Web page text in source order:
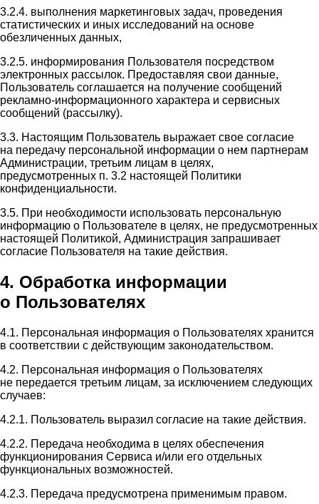
3.2.4. выполнения маркетинговых задач, проведения
статистических и иных исследований на основе
обезличенных данных,
3.2.5. информирования Пользователя посредством
электронных рассылок. Предоставляя свои данные,
Пользователь соглашается на получение сообщений
рекламно-информационного характера и сервисных
сообщений (рассылку).
3.3. Настоящим Пользователь выражает свое согласие
на передачу персональной информации о нем партнерам
Администрации, третьим лицам в целях,
предусмотренных п. 3.2 настоящей Политики
конфиденциальности.
3.5. При необходимости использовать персональную
информацию о Пользователе в целях, не предусмотренных
настоящей Политикой, Администрация запрашивает
согласие Пользователя на такие действия.
4. Обработка информации
о Пользователях
4.1. Персональная информация о Пользователях хранится
в соответствии с действующим законодательством.
4.2. Персональная информация о Пользователях
не передается третьим лицам, за исключением следующих
случаев:
4.2.1. Пользователь выразил согласие на такие действия.
4.2.2. Передача необходима в целях обеспечения
функционирования Сервиса и/или его отдельных
функциональных возможностей.
4.2.3. Передача предусмотрена применимым правом.